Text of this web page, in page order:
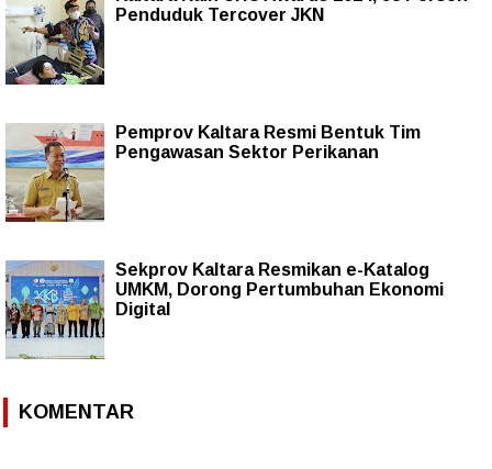
Penduduk Tercover JKN
Pemprov Kaltara Resmi Bentuk Tim
Pengawasan Sektor Perikanan
Sekprov Kaltara Resmikan e-Katalog
UMKM, Dorong Pertumbuhan Ekonomi
Digital
KOMENTAR